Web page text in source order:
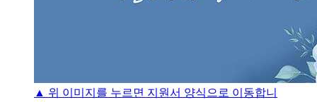
▲ 위 이미지를 누르면 지원서 양식으로 이동합니